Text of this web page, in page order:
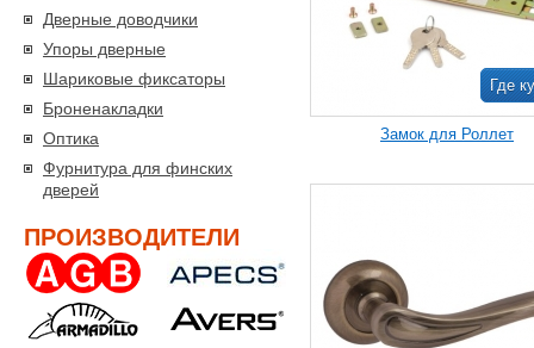
Дверные доводчики
Упоры дверные
Шариковые фиксаторы
Броненакладки
Оптика
Фурнитура для финских
дверей
ПРОИЗВОДИТЕЛИ
Где
Замок для Роллет